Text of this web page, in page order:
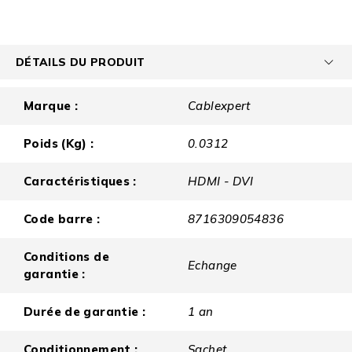
DÉTAILS DU PRODUIT
Marque : Cablexpert
Poids (Kg) : 0.0312
Caractéristiques : HDMI - DVI
Code barre : 8716309054836
Conditions de
garantie :
Echange
Durée de garantie : 1 an